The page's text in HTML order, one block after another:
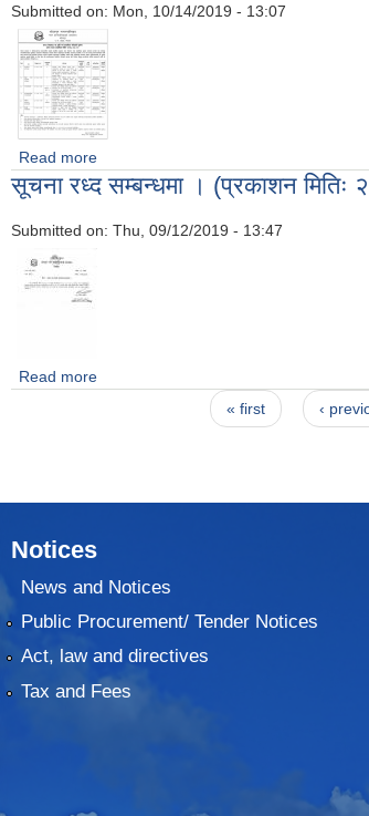
Submitted on: Mon, 10/14/2019 - 13:07
Read more
सूचना रध्द सम्बन्धमा । (प्रकाशन
Submitted on: Thu, 09/12/2019 - 13:47
Read more
« first ‹
Notices
News and Notices
Public Procurement/ Tender Notices
Act, law and directives
Tax and Fees